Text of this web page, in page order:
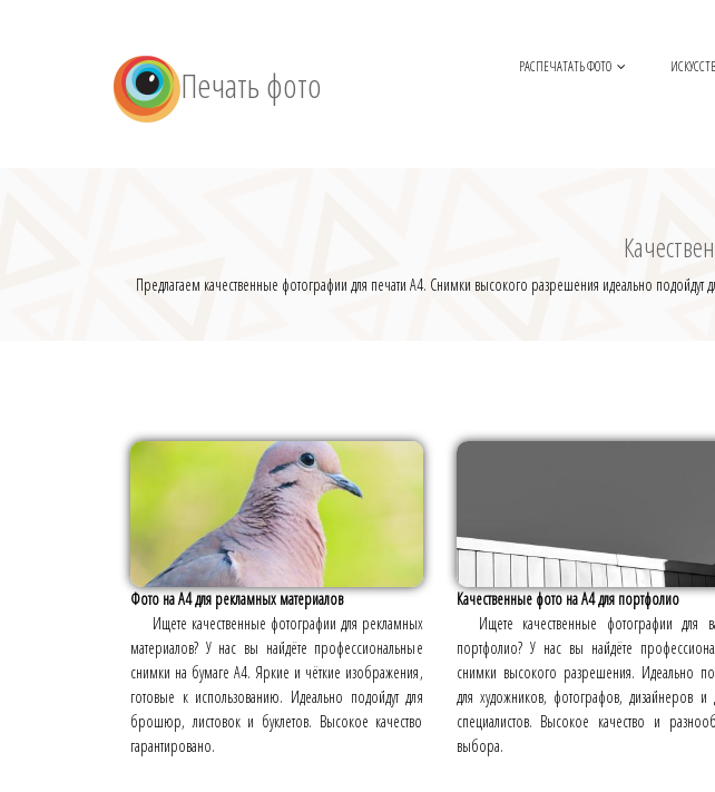
Печать фото РАСПЕЧАТАТЬ ФОТО
Предлагаем качественные фотографии для печати А4. Снимки высокого разрешения идеально
Фото на А4 для рекламных материалов
Ищете качественные фотографии для рекламных
материалов? У нас вы найдёте профессиональные
снимки на бумаге А4. Яркие и чёткие изображения,
готовые к использованию. Идеально подойдут для
брошюр, листовок и буклетов. Высокое качество
гарантировано.
Качественные фото на А4 для портфолио
Ищете качественные фотографии для
портфолио? У нас вы найдёте
снимки высокого разрешения. Идеально
для художников, фотографов, дизайнеров и
специалистов. Высокое качество и
выбора.